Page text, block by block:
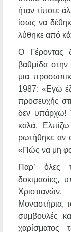
ήταν τίποτε
ίσως να
λύθηκε από
Ο Γέροντας
βαθμίδα
μια
1987: «Εγώ
προσευχής
δεν υπάρχω!
καλά.
ρωτήθηκε αν
«Πώς να μη
Παρ’ όλες
δοκιμασίες,
Μοναστήρια,
συμβουλές
χαρίσματος